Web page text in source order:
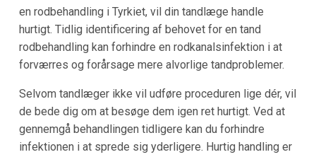
en rodbehandling i Tyrkiet, vil din tandlæge handle
hurtigt. Tidlig identificering af behovet for en tand
rodbehandling kan forhindre en rodkanalsinfektion i at
forværres og forårsage mere alvorlige tandproblemer.
Selvom tandlæger ikke vil udføre proceduren lige dér, vil
de bede dig om at besøge dem igen ret hurtigt. Ved at
gennemgå behandlingen tidligere kan du forhindre
infektionen i at sprede sig yderligere. Hurtig handling er